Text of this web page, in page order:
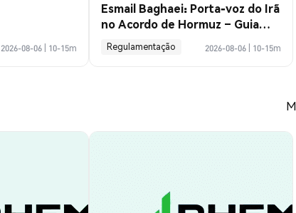
2026-08-06 10-15m
Esmail Baghaei: Porta-voz do Irã
no Acordo de Hormuz – Guia
Completo
Regulamentação 2026-08-06 10-15m